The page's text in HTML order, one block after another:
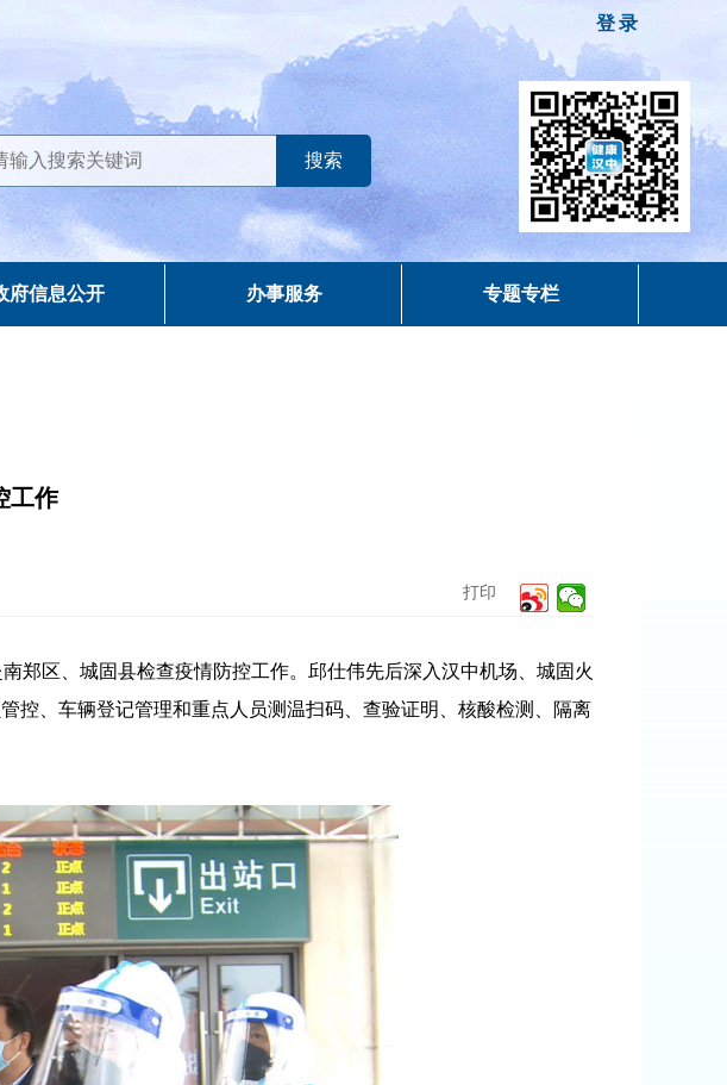
登录
府信息公开 办事服务 专题专栏
工作
打印
区、城固县检查疫情防控工作。邱仕伟先后深入汉中机场、城固火
控、车辆登记管理和重点人员测温扫码、查验证明、核酸检测、隔离